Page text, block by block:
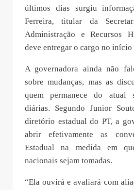
últimos dias surgiu
Ferreira, titular da
Administração e Recursos
deve entregar o cargo no início
A governadora ainda não
sobre mudanças, mas as
quem permanece do atual
diárias. Segundo Junior
diretório estadual do PT, a
abrir efetivamente as
Estadual na medida em
nacionais sejam tomadas.
“Ela ouvirá e avaliará com